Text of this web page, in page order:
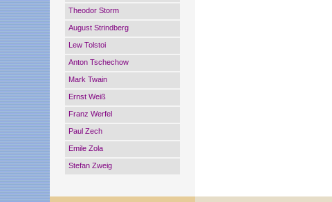
Theodor Storm
August Strindberg
Lew Tolstoi
Anton Tschechow
Mark Twain
Ernst Weiß
Franz Werfel
Paul Zech
Emile Zola
Stefan Zweig